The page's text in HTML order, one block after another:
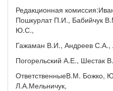
Редакционная
Пошкурлат П.И., Бабийчук
Ю.С.,
Гажаман В.И., Андреев С.А.,
Погорельский А.Е., Шестак
ОтветственныеВ.М. Божко,
Л.А.Мельничук,